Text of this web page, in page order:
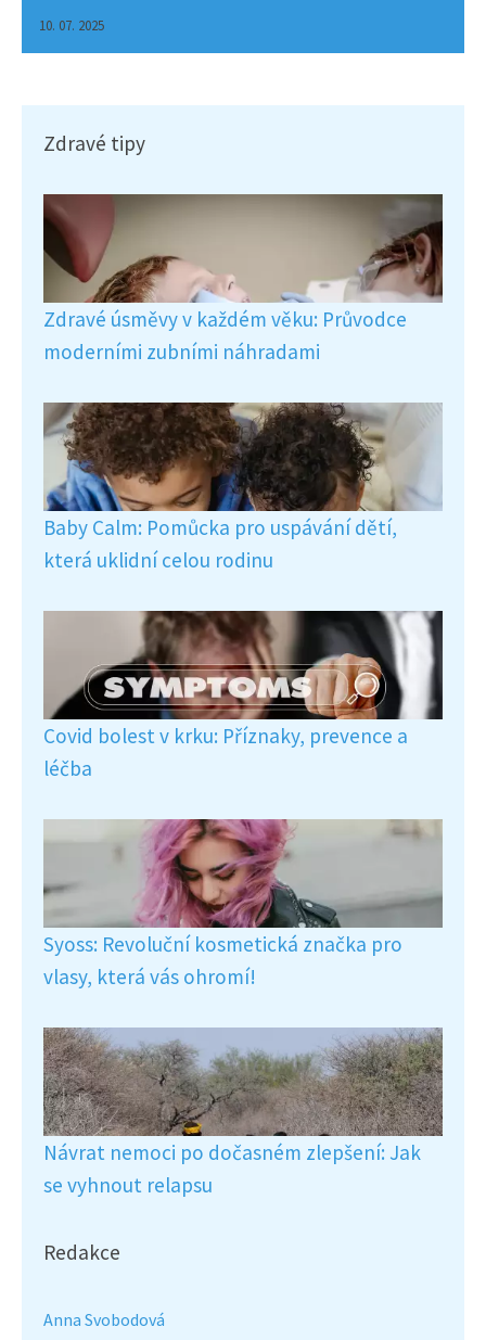
10. 07. 2025
Zdravé tipy
Zdravé úsměvy v každém věku: Průvodce
moderními zubními náhradami
Baby Calm: Pomůcka pro uspávání dětí,
která uklidní celou rodinu
Covid bolest v krku: Příznaky, prevence a
léčba
Syoss: Revoluční kosmetická značka pro
vlasy, která vás ohromí!
Návrat nemoci po dočasném zlepšení: Jak
se vyhnout relapsu
Redakce
Anna Svobodová